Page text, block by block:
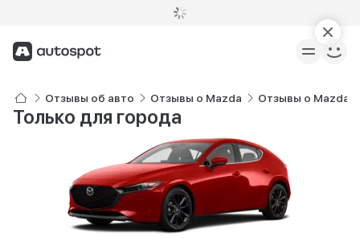
Отзывы об авто Отзывы о Mazda Отзывы о Mazda 3
Только для города